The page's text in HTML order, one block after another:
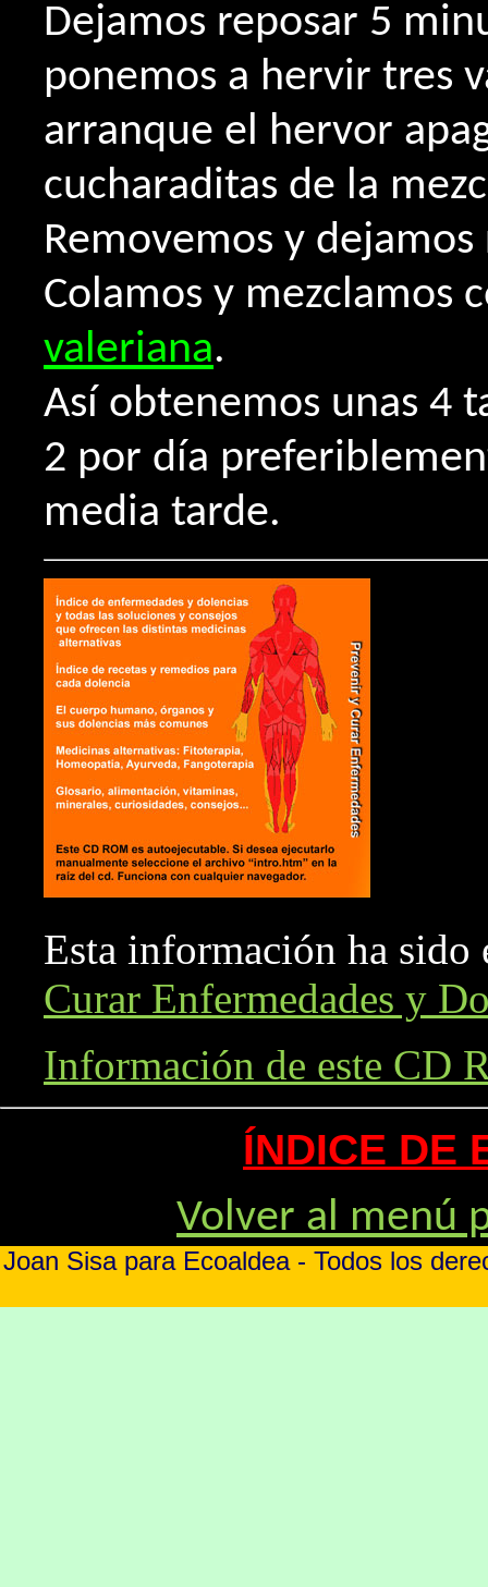
Dejamos reposar 5
ponemos a hervir tres
arranque el hervor
cucharaditas de la
Removemos y
Colamos y mezclamos
valeriana.
Así obtenemos unas 4
2 por día
media tarde.
Esta información ha
Curar Enfermedades y
Información de este CD
ÍNDICE DE
Volver al menú
Joan Sisa para Ecoaldea - Todos los